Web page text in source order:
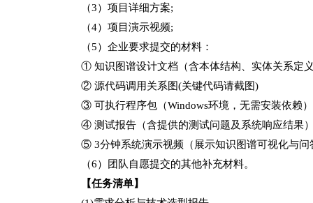
（3）项目详细方案;
（4）项目演示视频;
（5）企业要求提交的材料：
①知识图谱设计文档（含本体结构、实体关系定义
②源代码调用关系图(关键代码请截图)
③可执行程序包（Windows环境，无需安装依赖）
④测试报告（含提供的测试问题及系统响应结果）
⑤3分钟系统演示视频（展示知识图谱可视化与问
（6）团队自愿提交的其他补充材料。
【任务清单】